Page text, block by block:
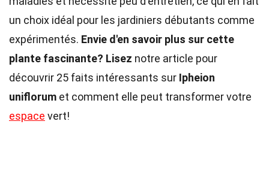
un choix idéal pour les jardiniers débutants comme
expérimentés. Envie d'en savoir plus sur cette
plante fascinante? Lisez notre article pour
découvrir 25 faits intéressants sur Ipheion
uniflorum et comment elle peut transformer votre
espace vert!